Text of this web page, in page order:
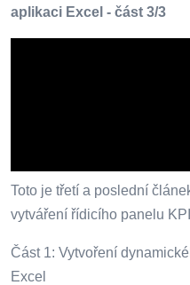
aplikaci Excel - část 3/3
Toto je třetí a poslední
vytváření řídicího panelu
Část 1: Vytvoření
Excel